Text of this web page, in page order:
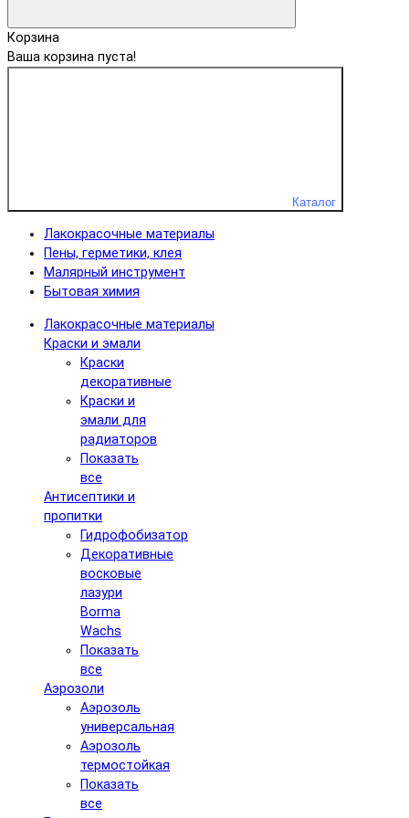
Корзина
Ваша корзина пуста!
Каталог
Лакокрасочные материалы
Пены, герметики, клея
Малярный инструмент
Бытовая химия
Лакокрасочные материалы
Краски и эмали
Краски
декоративные
Краски и
эмали для
радиаторов
Показать
все
Антисептики и
пропитки
Гидрофобизатор
Декоративные
восковые
лазури
Borma
Wachs
Показать
все
Аэрозоли
Аэрозоль
универсальная
Аэрозоль
термостойкая
Показать
все